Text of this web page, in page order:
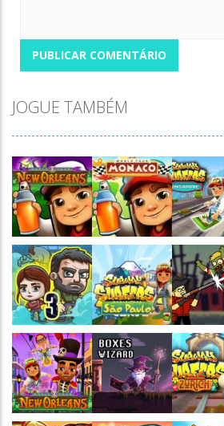
JOGUE TAMBÉM
Jogaê Jogaê
Jogaê Jogaê